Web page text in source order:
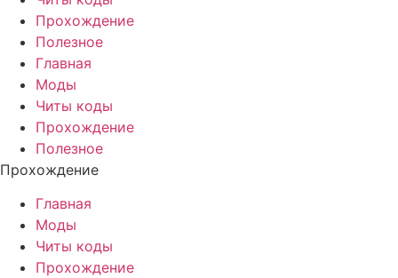
Прохождение
Полезное
Главная
Моды
Читы коды
Прохождение
Полезное
Прохождение
Главная
Моды
Читы коды
Прохождение